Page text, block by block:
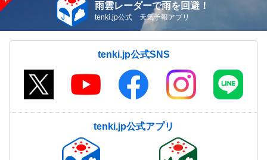
雨雲レーダーで雨を回避！
tenki.jp公式 天気予報アプリ
tenki.jp公式SNS
tenki.jp公式アプリ